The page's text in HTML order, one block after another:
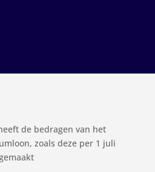
de bedragen van het
zoals deze per 1 juli